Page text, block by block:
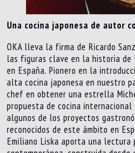
Una cocina japonesa de autor
OKA lleva la firma de Ricardo
las figuras clave en la historia de
en España. Pionero en la
alta cocina japonesa en nuestro
chef en obtener una estrella
propuesta de cocina internacional
algunos de los proyectos
reconocidos de este ámbito en
Emiliano Liska aporta una lectura